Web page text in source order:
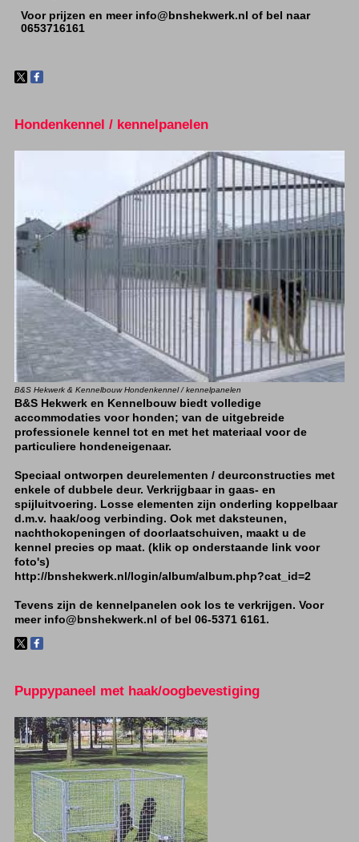
Voor prijzen en meer info@bnshekwerk.nl of bel naar
0653716161
Hondenkennel / kennelpanelen
B&S Hekwerk & Kennelbouw Hondenkennel / kennelpanelen
B&S Hekwerk en Kennelbouw biedt volledige
accommodaties voor honden; van de uitgebreide
professionele kennel tot en met het materiaal voor de
particuliere hondeneigenaar.
Speciaal ontworpen deurelementen / deurconstructies met
enkele of dubbele deur. Verkrijgbaar in gaas- en
spijluitvoering. Losse elementen zijn onderling koppelbaar
d.m.v. haak/oog verbinding. Ook met daksteunen,
nachthokopeningen of doorlaatschuiven, maakt u de
kennel precies op maat. (klik op onderstaande link voor
foto's)
http://bnshekwerk.nl/login/album/album.php?cat_id=2
Tevens zijn de kennelpanelen ook los te verkrijgen. Voor
meer info@bnshekwerk.nl of bel 06-5371 6161.
Puppypaneel met haak/oogbevestiging